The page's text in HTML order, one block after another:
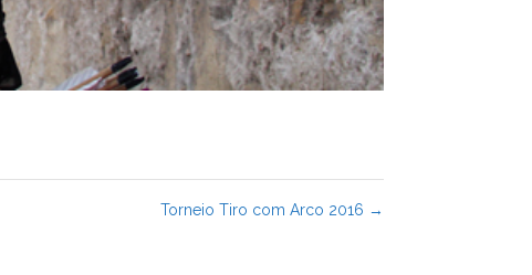
Torneio Tiro com Arco 2016 →